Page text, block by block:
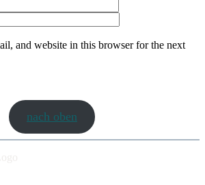
and website in this browser for the next
nach oben